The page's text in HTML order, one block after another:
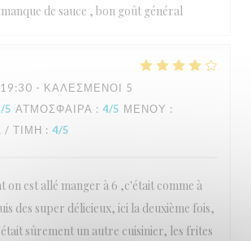
de sauce , bon goût général
- ΚΑΛΕΣΜΈΝΟΙ 5
/5 ΑΤΜΌΣΦΑΙΡΑ : 4/5 ΜΕΝΟΎ :
/ ΤΙΜΉ : 4/5
on est allé manger à 6 ,c'était comme à
des super délicieux, ici la deuxième fois,
sûrement un autre cuisinier, les frites